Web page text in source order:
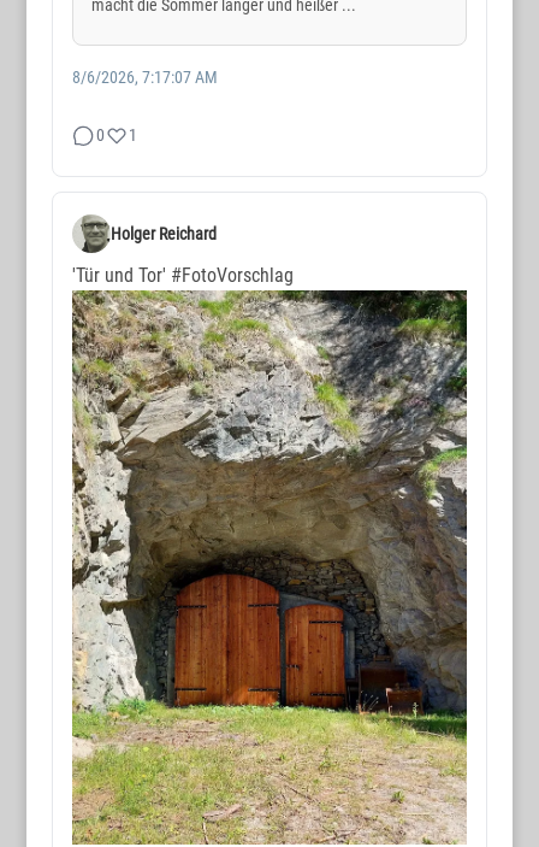
macht die Sommer länger und heißer ...
8/6/2026, 7:17:07 AM
0 1
Holger Reichard
'Tür und Tor' #FotoVorschlag